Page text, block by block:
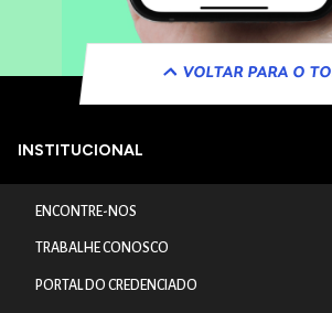
VOLTAR PARA O
INSTITUCIONAL
ENCONTRE-NOS
TRABALHE CONOSCO
PORTAL DO CREDENCIADO